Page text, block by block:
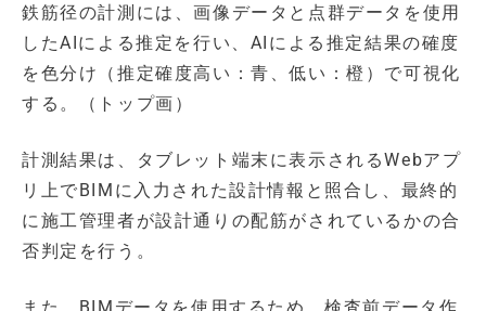
鉄筋径の計測には、画像データと点群データを使用
したAIによる推定を行い、AIによる推定結果の確度
を色分け（推定確度高い：青、低い：橙）で可視化
する。（トップ画）
計測結果は、タブレット端末に表示されるWebアプ
リ上でBIMに入力された設計情報と照合し、最終的
に施工管理者が設計通りの配筋がされているかの合
否判定を行う。
また、BIMデータを使用するため、検査前データ作